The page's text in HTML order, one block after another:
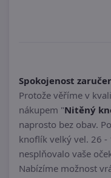
Spokojenost
Protože věříme v
nákupem "Nitěný
naprosto bez obav.
knoflík velký vel. 26 -
nesplňovalo vaše
Nabízíme možnost